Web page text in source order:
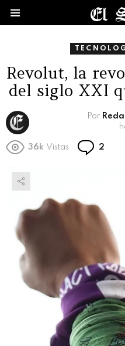
Revolut, la
del siglo XXI
Por
36k Vistas 2